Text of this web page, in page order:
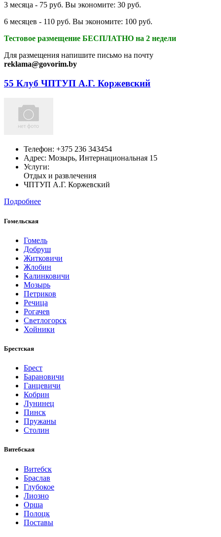
3 месяца - 75 руб. Вы экономите: 30 руб.
6 месяцев - 110 руб. Вы экономите: 100 руб.
Тестовое размещение БЕСПЛАТНО на 2 недели
Для размещения напишите письмо на почту
reklama@govorim.by
55 Клуб ЧПТУП А.Г. Коржевский
Телефон: +375 236 343454
Адрес: Мозырь, Интернациональная 15
Услуги:
Отдых и развлечения
ЧПТУП А.Г. Коржевский
Подробнее
Гомельская
Гомель
Добруш
Житковичи
Жлобин
Калинковичи
Мозырь
Петриков
Речица
Рогачев
Светлогорск
Хойники
Брестская
Брест
Барановичи
Ганцевичи
Кобрин
Лунинец
Пинск
Пружаны
Столин
Витебская
Витебск
Браслав
Глубокое
Лиозно
Орша
Полоцк
Поставы